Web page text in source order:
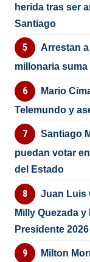
herida tras ser
Santiago
Arrestan
millonaria
Mario
Telemundo y
Santiago
puedan votar
del Estado
Juan Luis
Milly Quezada
Presidente 2026
Milton